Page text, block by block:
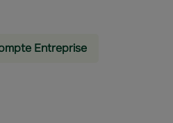
Entreprise